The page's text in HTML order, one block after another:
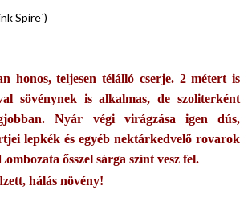
Spire`)
honos, teljesen télálló cserje. 2 métert is
sövénynek is alkalmas, de szoliterként
Nyár végi virágzása igen dús,
lepkék és egyéb nektárkedvelő rovarok
ősszel sárga színt vesz fel.
hálás növény!